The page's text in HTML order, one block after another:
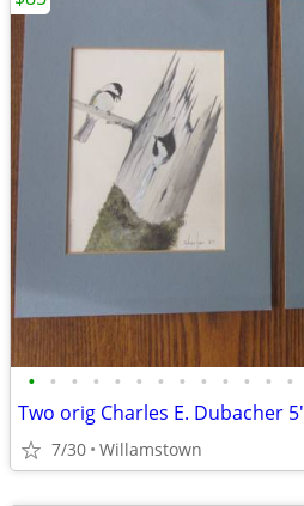
• • • • • • • • • • • • •
7/30 Willamstown